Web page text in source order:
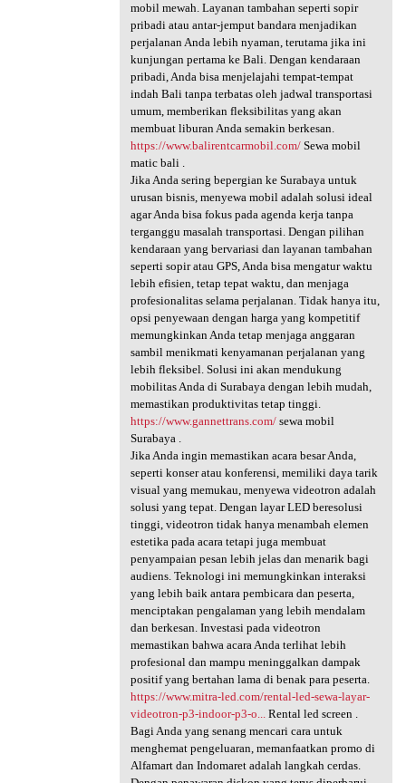
mobil mewah. Layanan tambahan seperti sopir
pribadi atau antar-jemput bandara menjadikan
perjalanan Anda lebih nyaman, terutama jika ini
kunjungan pertama ke Bali. Dengan kendaraan
pribadi, Anda bisa menjelajahi tempat-tempat
indah Bali tanpa terbatas oleh jadwal transportasi
umum, memberikan fleksibilitas yang akan
membuat liburan Anda semakin berkesan.
https://www.balirentcarmobil.com/Sewa mobil
matic bali .
Jika Anda sering bepergian ke Surabaya untuk
urusan bisnis, menyewa mobil adalah solusi ideal
agar Anda bisa fokus pada agenda kerja tanpa
terganggu masalah transportasi. Dengan pilihan
kendaraan yang bervariasi dan layanan tambahan
seperti sopir atau GPS, Anda bisa mengatur waktu
lebih efisien, tetap tepat waktu, dan menjaga
profesionalitas selama perjalanan. Tidak hanya itu,
opsi penyewaan dengan harga yang kompetitif
memungkinkan Anda tetap menjaga anggaran
sambil menikmati kenyamanan perjalanan yang
lebih fleksibel. Solusi ini akan mendukung
mobilitas Anda di Surabaya dengan lebih mudah,
memastikan produktivitas tetap tinggi.
https://www.gannettrans.com/sewa mobil
Surabaya .
Jika Anda ingin memastikan acara besar Anda,
seperti konser atau konferensi, memiliki daya tarik
visual yang memukau, menyewa videotron adalah
solusi yang tepat. Dengan layar LED beresolusi
tinggi, videotron tidak hanya menambah elemen
estetika pada acara tetapi juga membuat
penyampaian pesan lebih jelas dan menarik bagi
audiens. Teknologi ini memungkinkan interaksi
yang lebih baik antara pembicara dan peserta,
menciptakan pengalaman yang lebih mendalam
dan berkesan. Investasi pada videotron
memastikan bahwa acara Anda terlihat lebih
profesional dan mampu meninggalkan dampak
positif yang bertahan lama di benak para peserta.
https://www.mitra-led.com/rental-led-sewa-layar-
videotron-p3-indoor-p3-o...Rental led screen .
Bagi Anda yang senang mencari cara untuk
menghemat pengeluaran, memanfaatkan promo di
Alfamart dan Indomaret adalah langkah cerdas.